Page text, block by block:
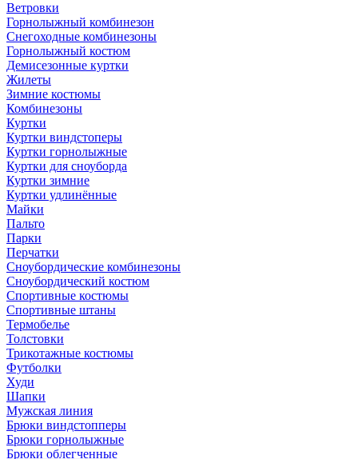
Ветровки
Горнолыжный комбинезон
Снегоходные комбинезоны
Горнолыжный костюм
Демисезонные куртки
Жилеты
Зимние костюмы
Комбинезоны
Куртки
Куртки виндстоперы
Куртки горнолыжные
Куртки для сноуборда
Куртки зимние
Куртки удлинённые
Майки
Пальто
Парки
Перчатки
Сноубордические комбинезоны
Сноубордический костюм
Спортивные костюмы
Спортивные штаны
Термобелье
Толстовки
Трикотажные костюмы
Футболки
Худи
Шапки
Мужская линия
Брюки виндстопперы
Брюки горнолыжные
Брюки облегченные